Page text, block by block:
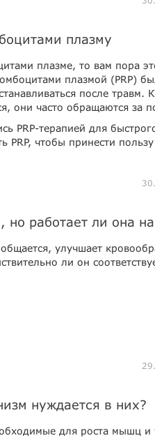
плазму
плазме, то вам пора
плазмой (PRP)
после травм.
они часто обращаются за
PRP-терапией для
PRP, чтобы принести
работает ли она
улучшает
ли он
нуждается в них?
для роста мышц и